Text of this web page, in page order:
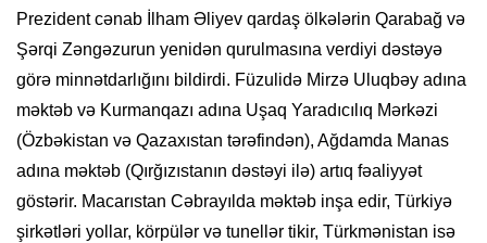
Prezident cənab İlham Əliyev qardaş ölkələrin Qarabağ və
Şərqi Zəngəzurun yenidən qurulmasına verdiyi dəstəyə
görə minnətdarlığını bildirdi. Füzulidə Mirzə Uluqbəy adına
məktəb və Kurmanqazı adına Uşaq Yaradıcılıq Mərkəzi
(Özbəkistan və Qazaxıstan tərəfindən), Ağdamda Manas
adına məktəb (Qırğızıstanın dəstəyi ilə) artıq fəaliyyət
göstərir. Macarıstan Cəbrayılda məktəb inşa edir, Türkiyə
şirkətləri yollar, körpülər və tunellər tikir, Türkmənistan isə